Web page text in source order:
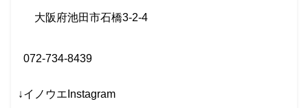
大阪府池田市石橋3-2-4
072-734-8439
↓イノウエInstagram